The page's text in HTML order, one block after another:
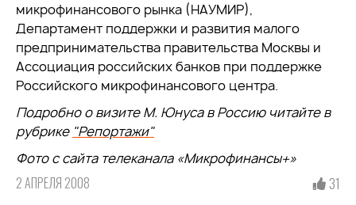
микрофинансового рынка (НАУМИР),
Департамент поддержки и развития малого
предпринимательства правительства Москвы и
Ассоциация российских банков при поддержке
Российского микрофинансового центра.
Подробно о визите М. Юнуса в Россию читайте в
рубрике "Репортажи"
Фото с сайта телеканала «Микрофинансы+»
2 АПРЕЛЯ 2008 31